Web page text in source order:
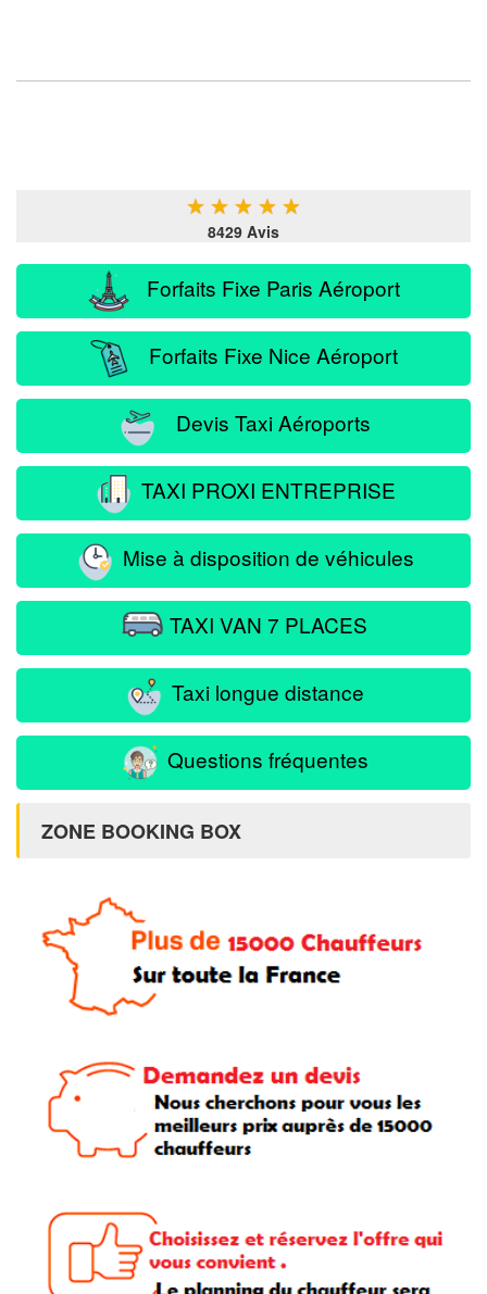
★ ★ ★ ★ ★
8429 Avis
Forfaits Fixe Paris Aéroport
Forfaits Fixe Nice Aéroport
Devis Taxi Aéroports
TAXI PROXI ENTREPRISE
Mise à disposition de véhicules
TAXI VAN 7 PLACES
Taxi longue distance
Questions fréquentes
ZONE BOOKING BOX